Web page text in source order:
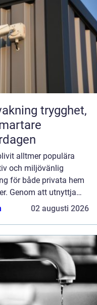
trygghet,
alltmer populära
och miljövänlig
för både privata hem
Genom att utnyttja
som jorde...02 augusti 2026